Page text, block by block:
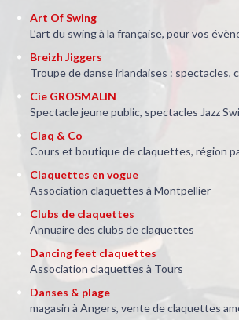
Art Of Swing
L’art du swing à la française, pour vos
Breizh Jiggers
Troupe de danse irlandaises : spectacles,
Cie GROSMALIN
Spectacle jeune public, spectacles Jazz
Claq & Co
Cours et boutique de claquettes, région
Claquettes en vogue
Association claquettes à Montpellier
Clubs de claquettes
Annuaire des clubs de claquettes
Dancing feet claquettes
Association claquettes à Tours
Danses & plage
magasin à Angers, vente de claquettes